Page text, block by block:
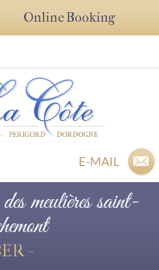
Online Booking
E-MAIL
meulières saint-
-